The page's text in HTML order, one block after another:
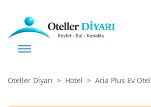
Oteller Diyarı Hotel Aria Plus Ev Otel